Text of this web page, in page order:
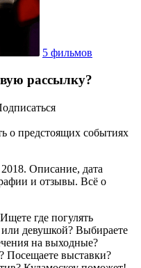
5 фильмов
рассылку?
о предстоящих событиях
Описание, дата
и отзывы. Всё о
где погулять
или девушкой? Выбираете
на выходные?
Посещаете выставки?